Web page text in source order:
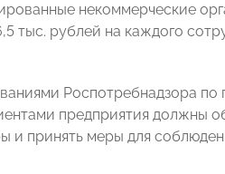
некоммерческие
тыс. рублей на каждого
Роспотребнадзора по
предприятия должны
и принять меры для